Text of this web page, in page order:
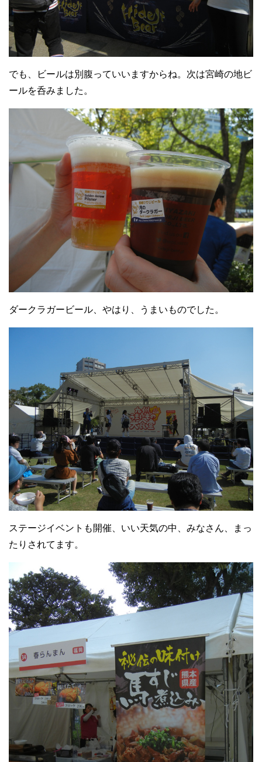
でも、ビールは別腹っていいますからね。次は宮崎の地ビ
ールを呑みました。
ダークラガービール、やはり、うまいものでした。
ステージイベントも開催、いい天気の中、みなさん、まっ
たりされてます。